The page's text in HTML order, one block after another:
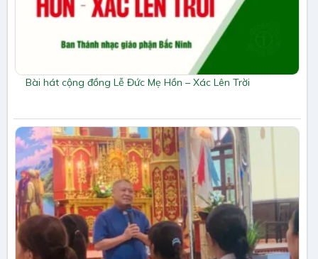
Bài hát cộng đồng Lễ Đức Mẹ Hồn – Xác Lên Trời